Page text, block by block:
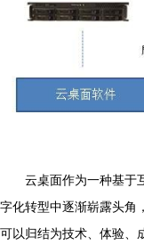
云桌面作为一种基于
字化转型中逐渐崭露头角
可以归结为技术、体验、